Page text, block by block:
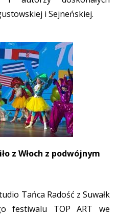
i Sejneńskiej.
z Włoch z podwójnym
Tańca Radość z Suwałk
festiwalu TOP ART we